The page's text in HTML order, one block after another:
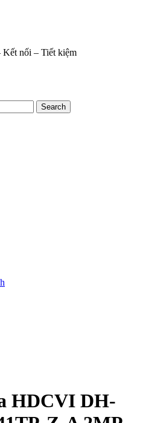
nối – Tiết kiệm
Search
HDCVI DH-